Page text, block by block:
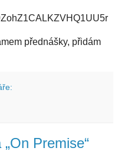
přednášky, přidám
Premise“